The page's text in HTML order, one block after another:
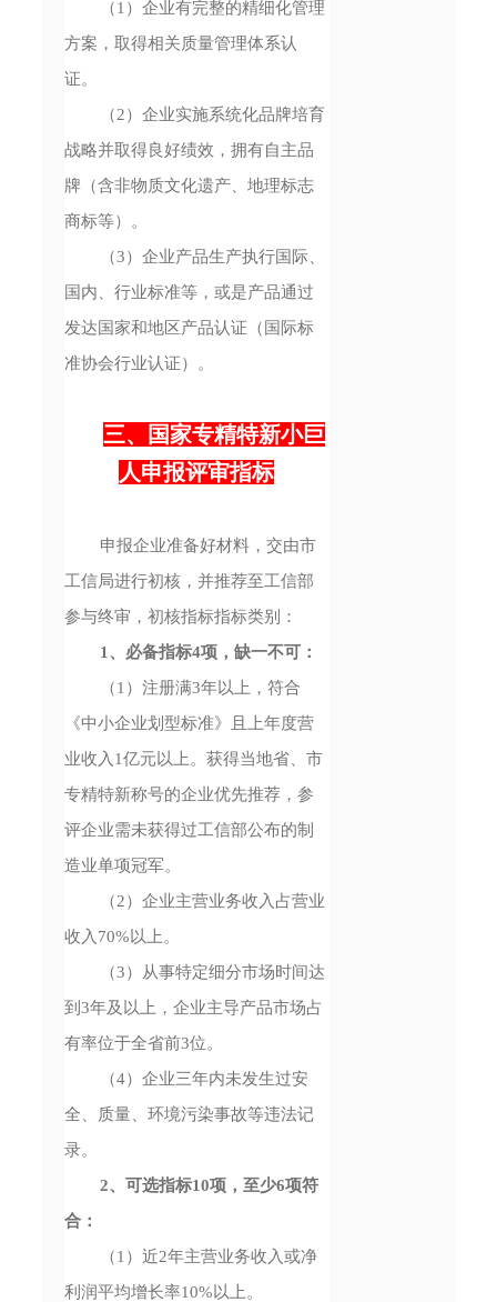
（1）企业有完整的精细化管理
方案，取得相关质量管理体系认
证。
（2）企业实施系统化品牌培育
战略并取得良好绩效，拥有自主品
牌（含非物质文化遗产、地理标志
商标等）。
（3）企业产品生产执行国际、
国内、行业标准等，或是产品通过
发达国家和地区产品认证（国际标
准协会行业认证）。
三、国家专精特新小巨
人申报评审指标
申报企业准备好材料，交由市
工信局进行初核，并推荐至工信部
参与终审，初核指标指标类别：
1、必备指标4项，缺一不可：
（1）注册满3年以上，符合
《中小企业划型标准》且上年度营
业收入1亿元以上。获得当地省、市
专精特新称号的企业优先推荐，参
评企业需未获得过工信部公布的制
造业单项冠军。
（2）企业主营业务收入占营业
收入70%以上。
（3）从事特定细分市场时间达
到3年及以上，企业主导产品市场占
有率位于全省前3位。
（4）企业三年内未发生过安
全、质量、环境污染事故等违法记
录。
2、可选指标10项，至少6项符
合：
（1）近2年主营业务收入或净
利润平均增长率10%以上。